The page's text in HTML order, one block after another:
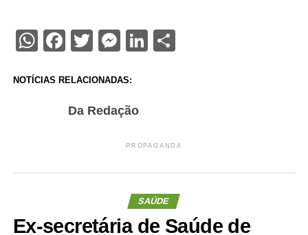
WhatsApp
Facebook
Twitter
Messenger
LinkedIn
Share
NOTÍCIAS RELACIONADAS:
Da Redação
PROPAGANDA
SAÚDE
Ex-secretária de Saúde de